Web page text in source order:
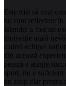
Este trist să vezi
nu sunt reflectate
Islandei a fost un
motivație arată
cadrul echipei
din această
pentru a atinge
sport, nu e suficient
un scop clar pentru